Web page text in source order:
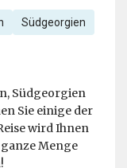
Südgeorgien
Südgeorgien
Sie einige der
wird Ihnen
Menge